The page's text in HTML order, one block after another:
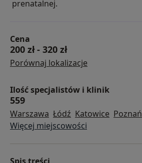
prenatalnej.
Cena
200 zł- 320 zł
Porównaj lokalizacje
Ilość specjalistów i klinik
559
Warszawa Łódź Katowice Poznań
Więcej miejscowości